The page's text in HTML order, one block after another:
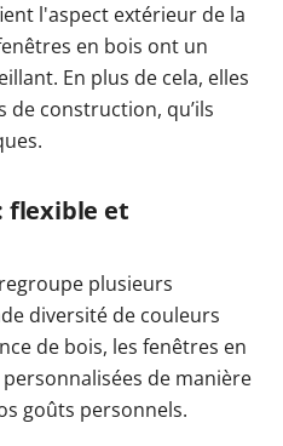
l'aspect extérieur de la
en bois ont un
En plus de cela, elles
de construction, qu’ils
flexible et
plusieurs
diversité de couleurs
de bois, les fenêtres en
de manière
goûts personnels.